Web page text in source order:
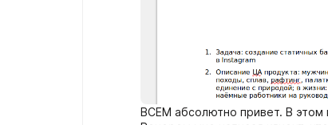
ВСЕМ абсолютно привет. В этом